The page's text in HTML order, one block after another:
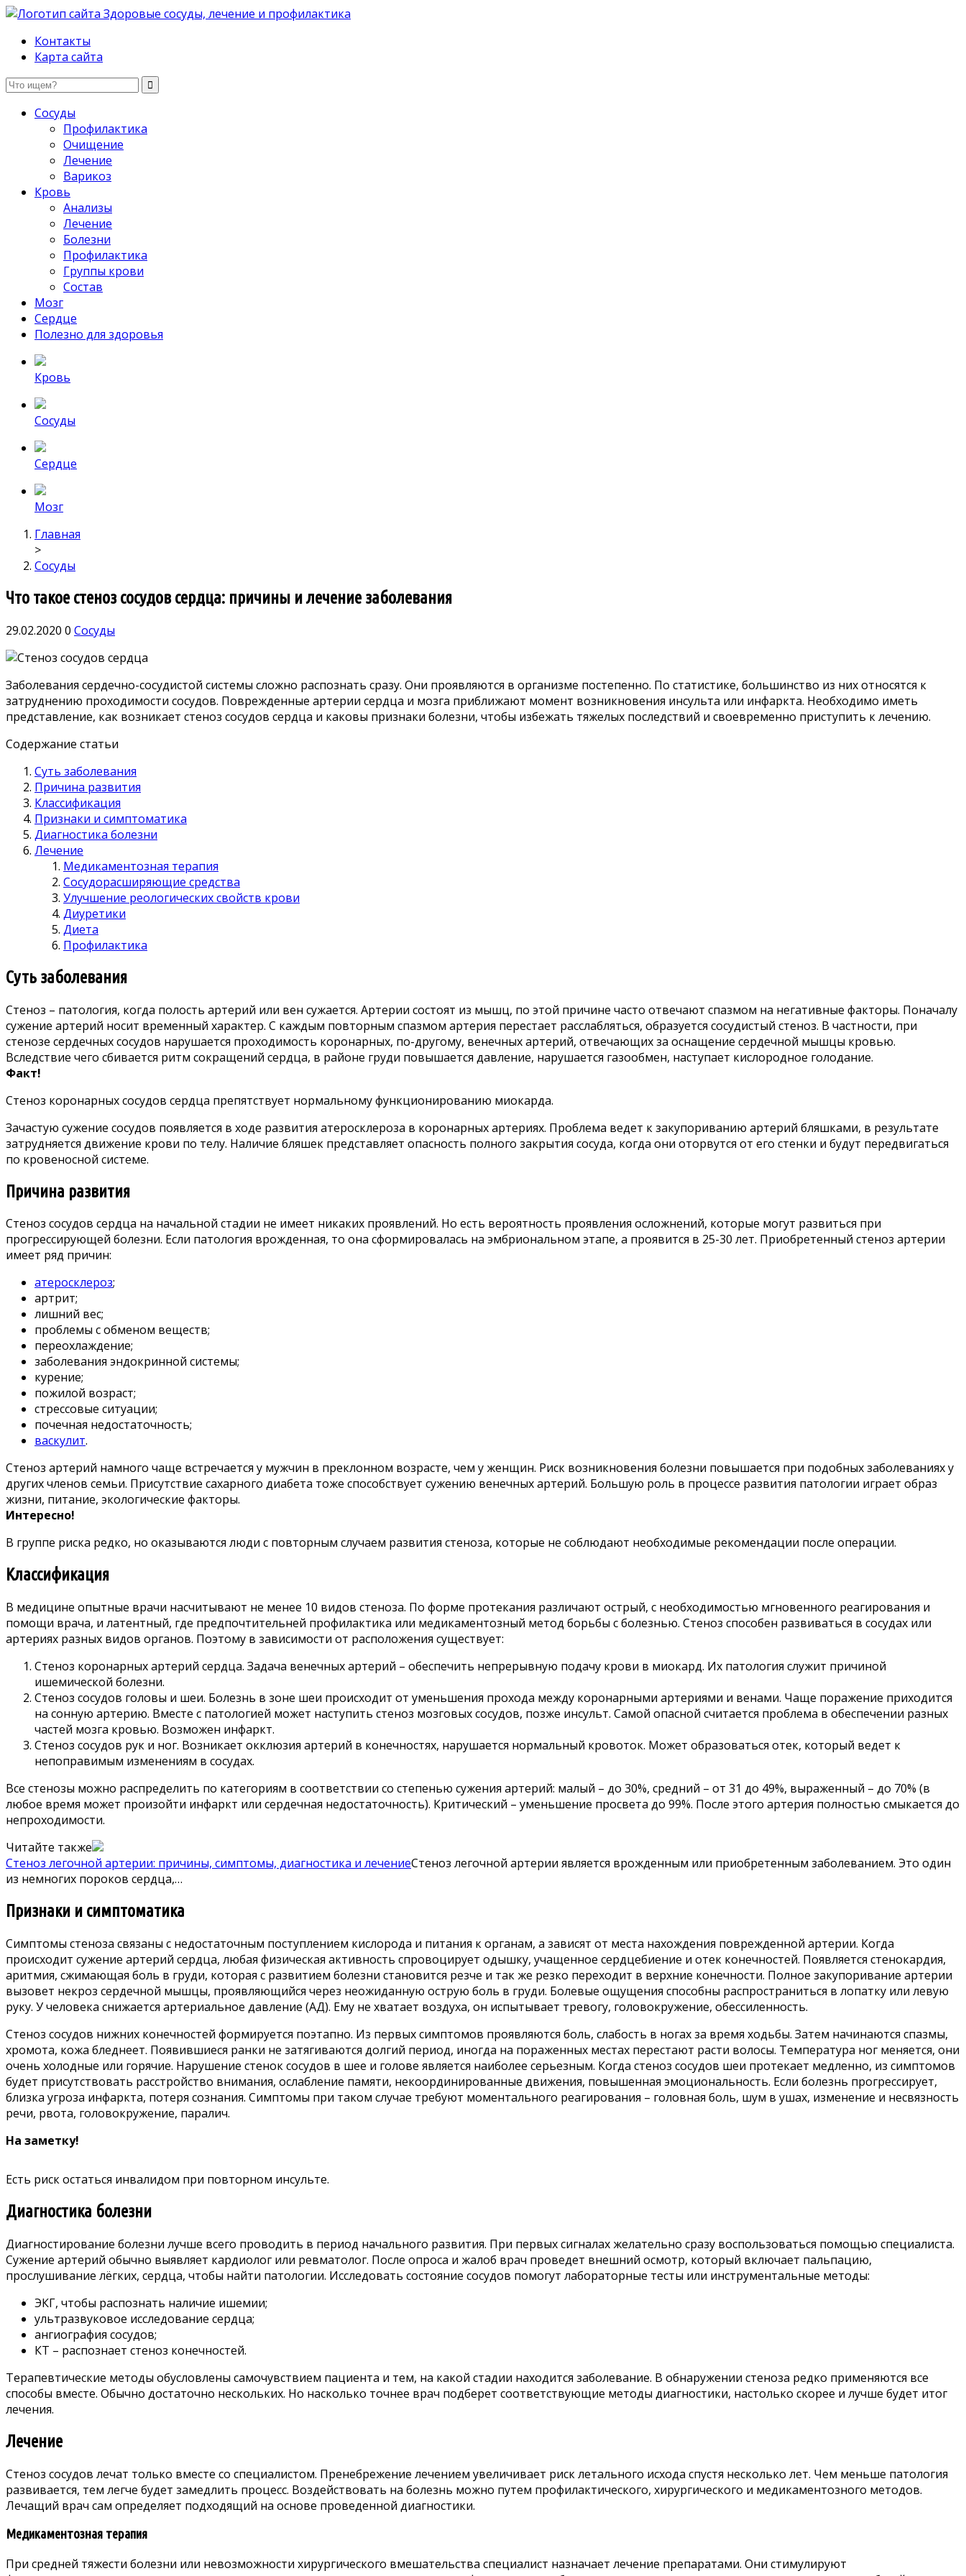
Здоровые сосуды, лечение и профилактика
Контакты
Карта сайта
Сосуды
Профилактика
Очищение
Лечение
Варикоз
Кровь
Анализы
Лечение
Болезни
Профилактика
Группы крови
Состав
Мозг
Сердце
Полезно для здоровья
Кровь
Сосуды
Сердце
Мозг
Главная
>
Сосуды
Что такое стеноз сосудов сердца: причины и лечение заболевания
29.02.2020 0 Сосуды
Заболевания сердечно-сосудистой системы сложно распознать сразу. Они проявляются в организме постепенно. По статистике, большинство из них относятся к
затруднению проходимости сосудов. Поврежденные артерии сердца и мозга приближают момент возникновения инсульта или инфаркта. Необходимо иметь
представление, как возникает стеноз сосудов сердца и каковы признаки болезни, чтобы избежать тяжелых последствий и своевременно приступить к лечению.
Содержание статьи
Суть заболевания
Причина развития
Классификация
Признаки и симптоматика
Диагностика болезни
Лечение
Медикаментозная терапия
Сосудорасширяющие средства
Улучшение реологических свойств крови
Диуретики
Диета
Профилактика
Суть заболевания
Стеноз – патология, когда полость артерий или вен сужается. Артерии состоят из мышц, по этой причине часто отвечают спазмом на негативные факторы. Поначалу
сужение артерий носит временный характер. С каждым повторным спазмом артерия перестает расслабляться, образуется сосудистый стеноз. В частности, при
стенозе сердечных сосудов нарушается проходимость коронарных, по-другому, венечных артерий, отвечающих за оснащение сердечной мышцы кровью.
Вследствие чего сбивается ритм сокращений сердца, в районе груди повышается давление, нарушается газообмен, наступает кислородное голодание.
Факт!
Стеноз коронарных сосудов сердца препятствует нормальному функционированию миокарда.
Зачастую сужение сосудов появляется в ходе развития атеросклероза в коронарных артериях. Проблема ведет к закупориванию артерий бляшками, в результате
затрудняется движение крови по телу. Наличие бляшек представляет опасность полного закрытия сосуда, когда они оторвутся от его стенки и будут передвигаться
по кровеносной системе.
Причина развития
Стеноз сосудов сердца на начальной стадии не имеет никаких проявлений. Но есть вероятность проявления осложнений, которые могут развиться при
прогрессирующей болезни. Если патология врожденная, то она сформировалась на эмбриональном этапе, а проявится в 25-30 лет. Приобретенный стеноз артерии
имеет ряд причин:
атеросклероз;
артрит;
лишний вес;
проблемы с обменом веществ;
переохлаждение;
заболевания эндокринной системы;
курение;
пожилой возраст;
стрессовые ситуации;
почечная недостаточность;
васкулит.
Стеноз артерий намного чаще встречается у мужчин в преклонном возрасте, чем у женщин. Риск возникновения болезни повышается при подобных заболеваниях у
других членов семьи. Присутствие сахарного диабета тоже способствует сужению венечных артерий. Большую роль в процессе развития патологии играет образ
жизни, питание, экологические факторы.
Интересно!
В группе риска редко, но оказываются люди с повторным случаем развития стеноза, которые не соблюдают необходимые рекомендации после операции.
Классификация
В медицине опытные врачи насчитывают не менее 10 видов стеноза. По форме протекания различают острый, с необходимостью мгновенного реагирования и
помощи врача, и латентный, где предпочтительней профилактика или медикаментозный метод борьбы с болезнью. Стеноз способен развиваться в сосудах или
артериях разных видов органов. Поэтому в зависимости от расположения существует:
Стеноз коронарных артерий сердца. Задача венечных артерий – обеспечить непрерывную подачу крови в миокард. Их патология служит причиной
ишемической болезни.
Стеноз сосудов головы и шеи. Болезнь в зоне шеи происходит от уменьшения прохода между коронарными артериями и венами. Чаще поражение приходится
на сонную артерию. Вместе с патологией может наступить стеноз мозговых сосудов, позже инсульт. Самой опасной считается проблема в обеспечении разных
частей мозга кровью. Возможен инфаркт.
Стеноз сосудов рук и ног. Возникает окклюзия артерий в конечностях, нарушается нормальный кровоток. Может образоваться отек, который ведет к
непоправимым изменениям в сосудах.
Все стенозы можно распределить по категориям в соответствии со степенью сужения артерий: малый – до 30%, средний – от 31 до 49%, выраженный – до 70% (в
любое время может произойти инфаркт или сердечная недостаточность). Критический – уменьшение просвета до 99%. После этого артерия полностью смыкается до
непроходимости.
Читайте также
Стеноз легочной артерии: причины, симптомы, диагностика и лечениеСтеноз легочной артерии является врожденным или приобретенным заболеванием. Это один
из немногих пороков сердца,…
Признаки и симптоматика
Симптомы стеноза связаны с недостаточным поступлением кислорода и питания к органам, а зависят от места нахождения поврежденной артерии. Когда
происходит сужение артерий сердца, любая физическая активность спровоцирует одышку, учащенное сердцебиение и отек конечностей. Появляется стенокардия,
аритмия, сжимающая боль в груди, которая с развитием болезни становится резче и так же резко переходит в верхние конечности. Полное закупоривание артерии
вызовет некроз сердечной мышцы, проявляющийся через неожиданную острую боль в груди. Болевые ощущения способны распространиться в лопатку или левую
руку. У человека снижается артериальное давление (АД). Ему не хватает воздуха, он испытывает тревогу, головокружение, обессиленность.
Стеноз сосудов нижних конечностей формируется поэтапно. Из первых симптомов проявляются боль, слабость в ногах за время ходьбы. Затем начинаются спазмы,
хромота, кожа бледнеет. Появившиеся ранки не затягиваются долгий период, иногда на пораженных местах перестают расти волосы. Температура ног меняется, они
очень холодные или горячие. Нарушение стенок сосудов в шее и голове является наиболее серьезным. Когда стеноз сосудов шеи протекает медленно, из симптомов
будет присутствовать расстройство внимания, ослабление памяти, некоординированные движения, повышенная эмоциональность. Если болезнь прогрессирует,
близка угроза инфаркта, потеря сознания. Симптомы при таком случае требуют моментального реагирования – головная боль, шум в ушах, изменение и несвязность
речи, рвота, головокружение, паралич.
На заметку!
Есть риск остаться инвалидом при повторном инсульте.
Диагностика болезни
Диагностирование болезни лучше всего проводить в период начального развития. При первых сигналах желательно сразу воспользоваться помощью специалиста.
Сужение артерий обычно выявляет кардиолог или ревматолог. После опроса и жалоб врач проведет внешний осмотр, который включает пальпацию,
прослушивание лёгких, сердца, чтобы найти патологии. Исследовать состояние сосудов помогут лабораторные тесты или инструментальные методы:
ЭКГ, чтобы распознать наличие ишемии;
ультразвуковое исследование сердца;
ангиография сосудов;
КТ – распознает стеноз конечностей.
Терапевтические методы обусловлены самочувствием пациента и тем, на какой стадии находится заболевание. В обнаружении стеноза редко применяются все
способы вместе. Обычно достаточно нескольких. Но насколько точнее врач подберет соответствующие методы диагностики, настолько скорее и лучше будет итог
лечения.
Лечение
Стеноз сосудов лечат только вместе со специалистом. Пренебрежение лечением увеличивает риск летального исхода спустя несколько лет. Чем меньше патология
развивается, тем легче будет замедлить процесс. Воздействовать на болезнь можно путем профилактического, хирургического и медикаментозного методов.
Лечащий врач сам определяет подходящий на основе проведенной диагностики.
Медикаментозная терапия
При средней тяжести болезни или невозможности хирургического вмешательства специалист назначает лечение препаратами. Они стимулируют